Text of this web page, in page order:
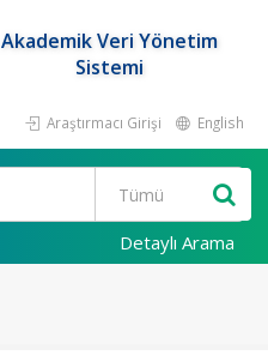
Akademik Veri Yönetim
Sistemi
Araştırmacı Girişi English
Detaylı Arama